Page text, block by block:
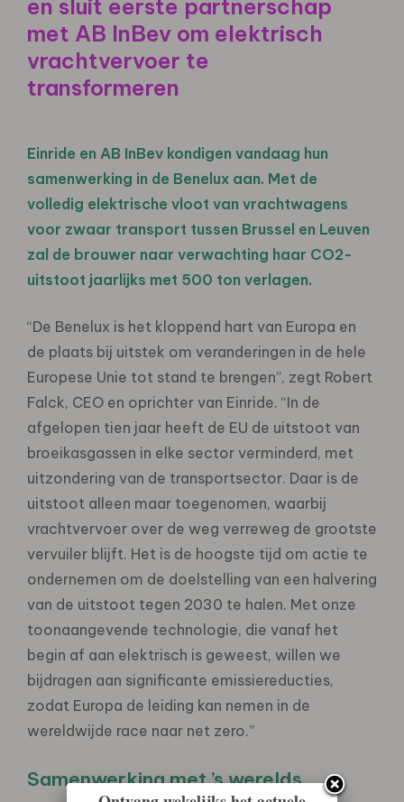
en sluit eerste partnerschap
met AB InBev om elektrisch
vrachtvervoer te
transformeren
Einride en AB InBev kondigen vandaag hun
samenwerking in de Benelux aan. Met de
volledig elektrische vloot van vrachtwagens
voor zwaar transport tussen Brussel en Leuven
zal de brouwer naar verwachting haar CO2-
uitstoot jaarlijks met 500 ton verlagen.
“De Benelux is het kloppend hart van Europa en
de plaats bij uitstek om veranderingen in de hele
Europese Unie tot stand te brengen”, zegt Robert
Falck, CEO en oprichter van Einride. “In de
afgelopen tien jaar heeft de EU de uitstoot van
broeikasgassen in elke sector verminderd, met
uitzondering van de transportsector. Daar is de
uitstoot alleen maar toegenomen, waarbij
vrachtvervoer over de weg verreweg de grootste
vervuiler blijft. Het is de hoogste tijd om actie te
ondernemen om de doelstelling van een halvering
van de uitstoot tegen 2030 te halen. Met onze
toonaangevende technologie, die vanaf het
begin af aan elektrisch is geweest, willen we
bijdragen aan significante emissiereducties,
zodat Europa de leiding kan nemen in de
wereldwijde race naar net zero.”
Samenwerking met ’s werelds